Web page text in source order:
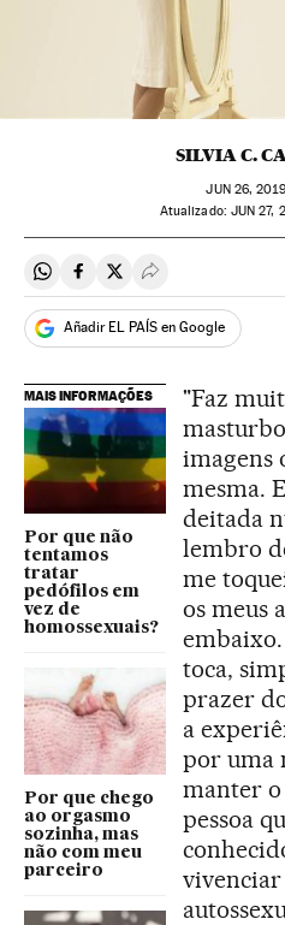
SILVIA C.
JUN26,
atualizado: JUN 27,
Compartir en Whatsapp
Compartir en Facebook
Compartir en Twitter
Desplegar
Añadir EL PAÍS en Google
MAIS INFORMAÇÕES
Por que não
tentamos
tratar
pedófilos em
vez de
homossexuais?
Por que chego
ao orgasmo
sozinha, mas
não com meu
parceiro
"Faz
imagens
mesma.
deitada
lembro
me
os meus
toca,
prazer
a
por uma
manter
pessoa
vivenciar